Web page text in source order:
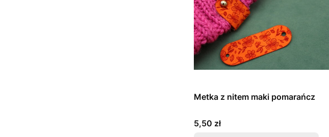
Metka z nitem maki pomarańcz
Cena
5,50 zł